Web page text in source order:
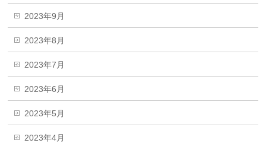
2023年9月
2023年8月
2023年7月
2023年6月
2023年5月
2023年4月